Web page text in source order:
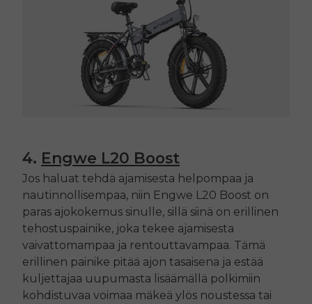
4. Engwe L20 Boost
Jos haluat tehdä ajamisesta helpompaa ja
nautinnollisempaa, niin Engwe L20 Boost on
paras ajokokemus sinulle, sillä siinä on erillinen
tehostuspainike, joka tekee ajamisesta
vaivattomampaa ja rentouttavampaa. Tämä
erillinen painike pitää ajon tasaisena ja estää
kuljettajaa uupumasta lisäämällä polkimiin
kohdistuvaa voimaa mäkeä ylös noustessa tai